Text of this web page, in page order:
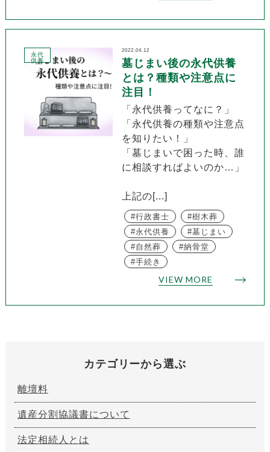
永代
供養
2022.04.12
墓じまい後の永代供養
とは？種類や注意点に
注目！
「永代供養ってなに？」
「永代供養の種類や注意点
を知りたい！」
「墓じまいで困った時、誰
に相談すればよいのか…」
上記の[...]
行政書士
樹木葬
永代供養
墓じまい
自然葬
納骨堂
手続き
VIEW MORE
カテゴリーから選ぶ
離壇料
遺産分割協議書について
法定相続人とは